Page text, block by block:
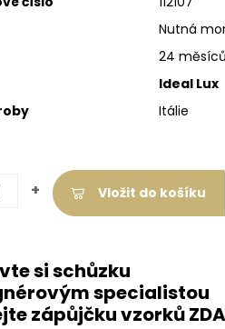
Nutná
24 měsíců
Ideal Lux
Itálie
+ Vložit do košíku
si schůzku
specialistou
zápůjčku vzorků